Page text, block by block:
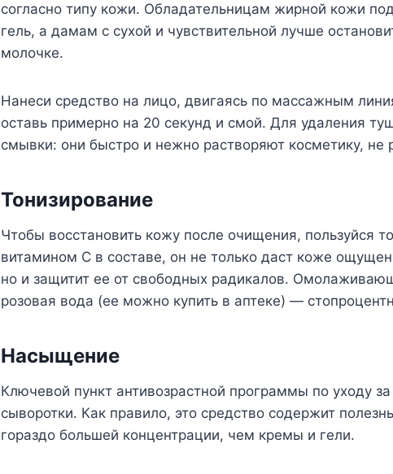
согласно типу кожи. Обладательницам жирной кожи
гель, а дамам с сухой и чувствительной лучше
молочке.
Нанеси средство на лицо, двигаясь по массажным
оставь примерно на 20 секунд и смой. Для удаления
смывки: они быстро и нежно растворяют косметику, не
Тонизирование
Чтобы восстановить кожу после очищения, пользуйся
витамином С в составе, он не только даст коже
но и защитит ее от свободных радикалов.
розовая вода (ее можно купить в аптеке) —
Насыщение
Ключевой пункт антивозрастной программы по уходу
сыворотки. Как правило, это средство содержит
гораздо большей концентрации, чем кремы и гели.